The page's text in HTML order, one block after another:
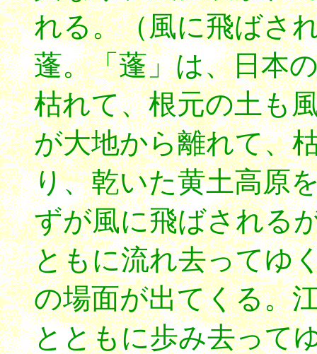
れる。（風に飛ばさ
蓬。「蓬」は、日本
枯れて、根元の土も
が大地から離れて、
り、乾いた黄土高原
ずが風に飛ばされる
ともに流れ去ってゆ
の場面が出てくる。
とともに歩み去って